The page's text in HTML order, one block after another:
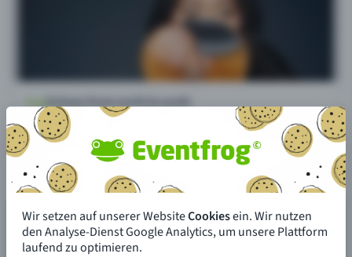
Wir setzen auf unserer WebsiteCookiesein. Wir nutzen
den Analyse-Dienst Google Analytics, um unsere Plattform
laufend zu optimieren.